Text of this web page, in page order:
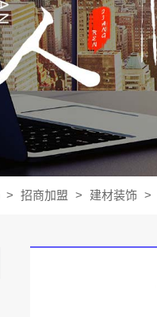
> 招商加盟 > 建材装饰 >